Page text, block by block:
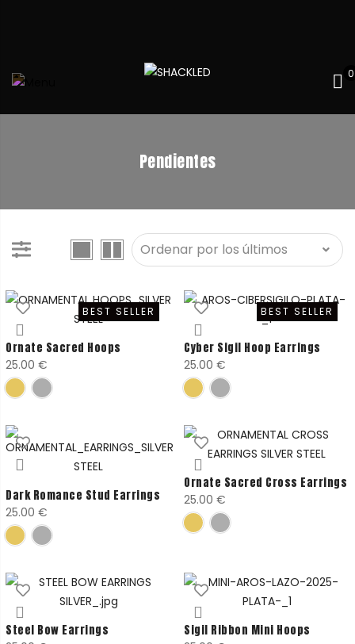
0
Pendientes
BEST SELLER
Ornate Sacred Hoops
25.00 €
BEST SELLER
Cyber Sigil Hoop Earrings
25.00 €
Dark Romance Stud Earrings
25.00 €
Ornate Sacred Cross Earrings
25.00 €
Steel Bow Earrings Sigil Ribbon Mini Hoops